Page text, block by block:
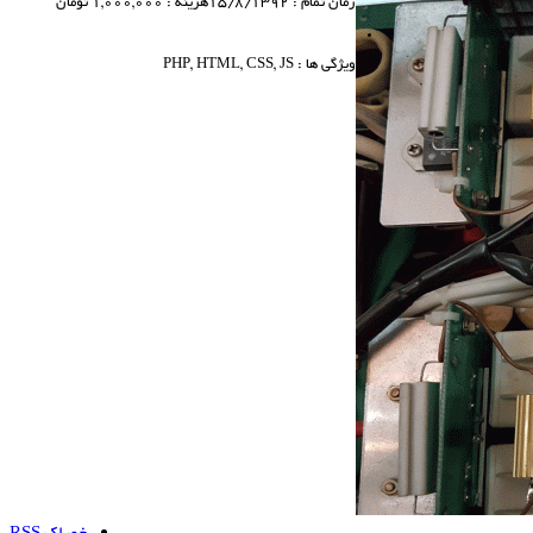
زمان تمام : 15/8/1392 هزینه : 1,000,000 تومان
ویژگی ها : PHP, HTML, CSS, JS